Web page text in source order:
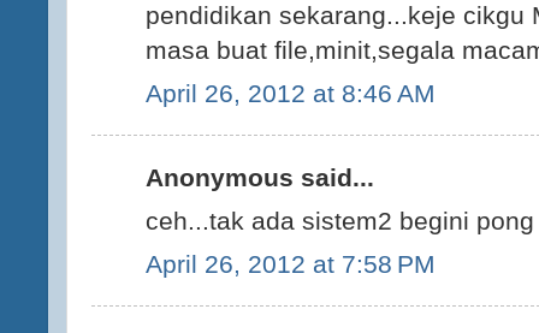
pendidikan sekarang...keje cikgu
masa buat file,minit,segala
April 26, 2012 at 8:46 AM
Anonymous said...
ceh...tak ada sistem2 begini
April 26, 2012 at 7:58 PM